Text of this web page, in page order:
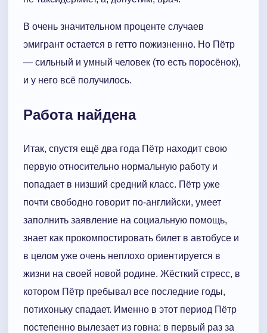
В очень значительном проценте случаев
эмигрант остается в гетто пожизненно. Но Пётр
— сильный и умный человек (то есть поросёнок),
и у него всё получилось.
Работа найдена
Итак, спустя ещё два года Пётр находит свою
первую относительно нормальную работу и
попадает в низший средний класс. Пётр уже
почти свободно говорит по-английски, умеет
заполнить заявление на социальную помощь,
знает как прокомпостировать билет в автобусе и
в целом уже очень неплохо ориентируется в
жизни на своей новой родине. Жёсткий стресс, в
котором Пётр пребывал все последние годы,
потихоньку спадает. Именно в этот период Пётр
постепенно вылезает из говна: в первый раз за